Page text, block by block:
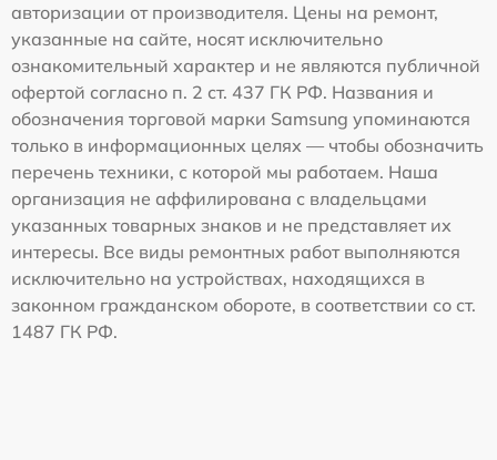
авторизации от производителя. Цены на ремонт,
указанные на сайте, носят исключительно
ознакомительный характер и не являются публичной
офертой согласно п. 2 ст. 437 ГК РФ. Названия и
обозначения торговой марки Samsung упоминаются
только в информационных целях — чтобы обозначить
перечень техники, с которой мы работаем. Наша
организация не аффилирована с владельцами
указанных товарных знаков и не представляет их
интересы. Все виды ремонтных работ выполняются
исключительно на устройствах, находящихся в
законном гражданском обороте, в соответствии со ст.
1487 ГК РФ.